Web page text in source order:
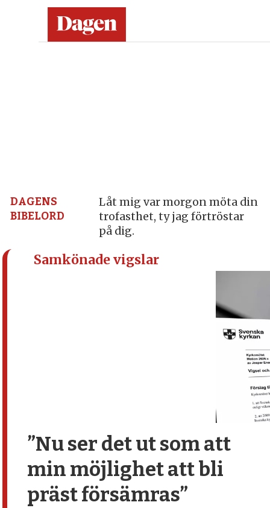
grund
–
nyheter,
DAGENS
BIBELORD
Låt mig var morgon möta din
trofasthet, ty jag förtröstar
på dig.
Samkönade vigslar
”Nu ser det ut som att
min möjlighet att bli
präst försämras”